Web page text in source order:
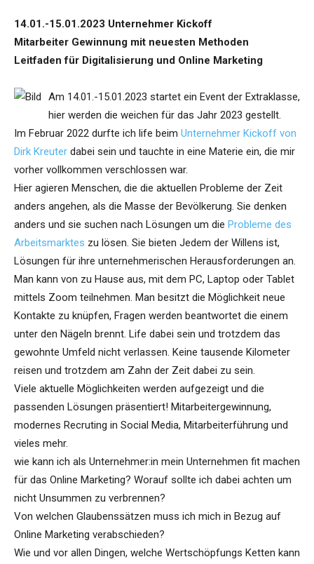
14.01.-15.01.2023 Unternehmer Kickoff
Mitarbeiter Gewinnung mit neuesten Methoden
Leitfaden für Digitalisierung und Online Marketing
Am 14.01.-15.01.2023 startet ein Event der Extraklasse,
hier werden die weichen für das Jahr 2023 gestellt.
Im Februar 2022 durfte ich life beim Unternehmer Kickoff von
Dirk Kreuter dabei sein und tauchte in eine Materie ein, die mir
vorher vollkommen verschlossen war.
Hier agieren Menschen, die die aktuellen Probleme der Zeit
anders angehen, als die Masse der Bevölkerung. Sie denken
anders und sie suchen nach Lösungen um die Probleme des
Arbeitsmarktes zu lösen. Sie bieten Jedem der Willens ist,
Lösungen für ihre unternehmerischen Herausforderungen an.
Man kann von zu Hause aus, mit dem PC, Laptop oder Tablet
mittels Zoom teilnehmen. Man besitzt die Möglichkeit neue
Kontakte zu knüpfen, Fragen werden beantwortet die einem
unter den Nägeln brennt. Life dabei sein und trotzdem das
gewohnte Umfeld nicht verlassen. Keine tausende Kilometer
reisen und trotzdem am Zahn der Zeit dabei zu sein.
Viele aktuelle Möglichkeiten werden aufgezeigt und die
passenden Lösungen präsentiert! Mitarbeitergewinnung,
modernes Recruting in Social Media, Mitarbeiterführung und
vieles mehr.
wie kann ich als Unternehmer:in mein Unternehmen fit machen
für das Online Marketing? Worauf sollte ich dabei achten um
nicht Unsummen zu verbrennen?
Von welchen Glaubenssätzen muss ich mich in Bezug auf
Online Marketing verabschieden?
Wie und vor allen Dingen, welche Wertschöpfungs Ketten kann